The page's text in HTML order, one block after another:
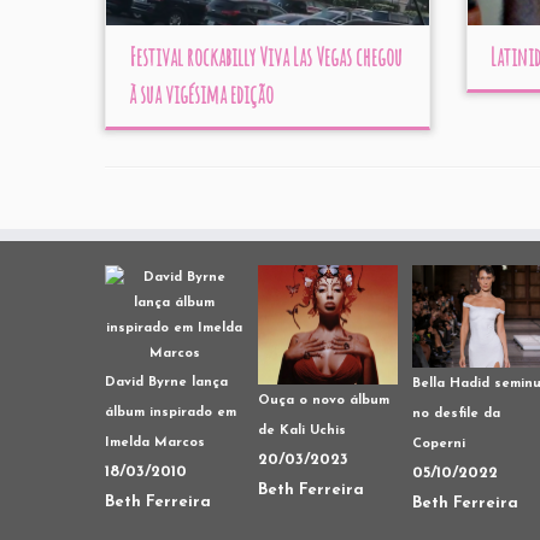
Festival rockabilly Viva Las Vegas chegou
à sua vigésima edição
David Byrne lança
álbum inspirado em
Imelda Marcos
18/03/2010
Beth Ferreira
Ouça o novo álbum
de Kali Uchis
20/03/2023
Beth Ferreira
Bella Hadid
no desfile da
Coperni
05/10/2022
Beth Ferreira